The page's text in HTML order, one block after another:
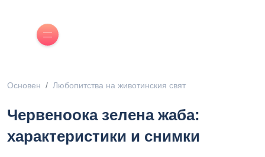
Основен Любопитства на животинския свят
Червеноока зелена жаба:
характеристики и снимки